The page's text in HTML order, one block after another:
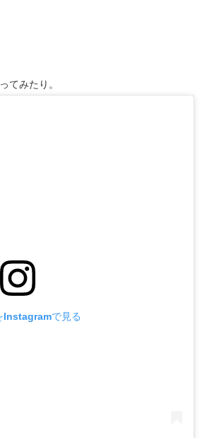
てみたり。
Instagramで見る